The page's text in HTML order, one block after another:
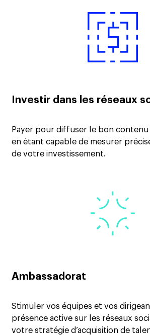
Investir dans les réseaux
Payer pour diffuser le bon contenu
en étant capable de mesurer
de votre investissement.
Ambassadorat
Stimuler vos équipes et vos
présence active sur les réseaux
votre stratégie d’acquisition de